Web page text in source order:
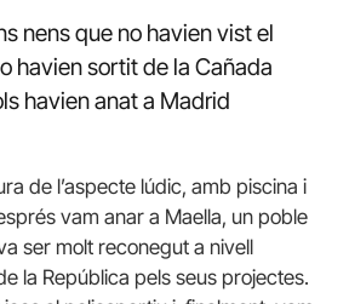
nens que no havien vist el
havien sortit de la Cañada
havien anat a Madrid
de l’aspecte lúdic, amb piscina i
vam anar a Maella, un poble
ser molt reconegut a nivell
la República pels seus projectes.